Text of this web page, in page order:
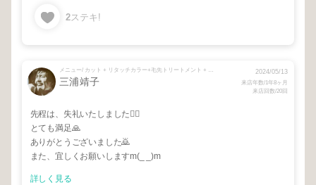
2ステキ!
メニュー/ カット + リタッチカラー+毛先トリートメント + スタンドアップ根元パーマ
三浦靖子
2024/05/13
来店年数/1年8ヶ月
来店回数/20回
先程は、失礼いたしました🙋‍♀️
とても満足🙏
ありがとうございました🙇
また、宜しくお願いしますm(_ _)m
詳しく見る